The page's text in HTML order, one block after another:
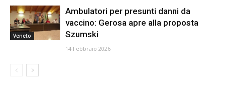
Veneto
Ambulatori per presunti danni da
vaccino: Gerosa apre alla proposta
Szumski
14 Febbraio 2026